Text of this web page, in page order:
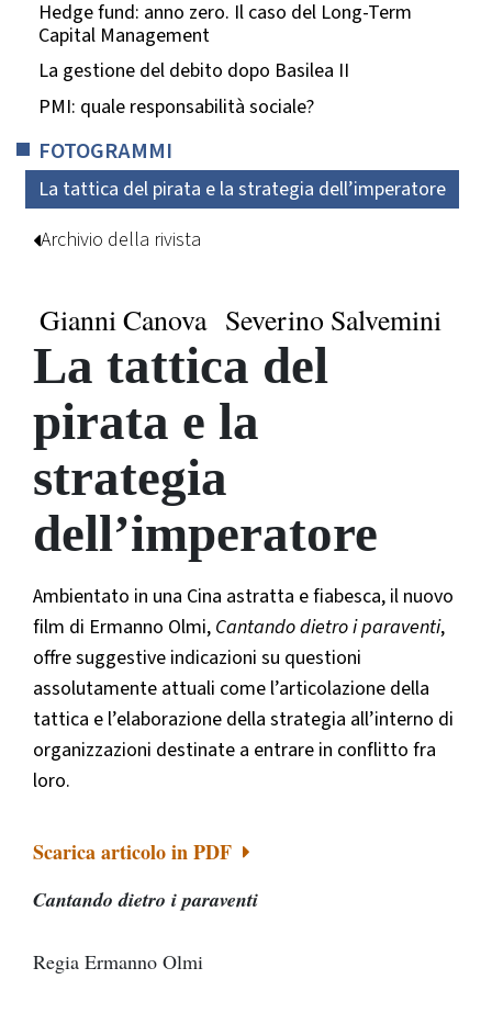
Hedge fund: anno zero. Il caso del Long-Term
Capital Management
La gestione del debito dopo Basilea II
PMI: quale responsabilità sociale?
FOTOGRAMMI
La tattica del pirata e la strategia dell’imperatore
Archivio della rivista
Gianni Canova Severino Salvemini
La tattica del
pirata e la
strategia
dell’imperatore
Ambientato in una Cina astratta e fiabesca, il nuovo
film di Ermanno Olmi, Cantando dietro i paraventi,
offre suggestive indicazioni su questioni
assolutamente attuali come l’articolazione della
tattica e l’elaborazione della strategia all’interno di
organizzazioni destinate a entrare in conflitto fra
loro.
Scarica articolo in PDF
Cantando dietro i paraventi
Regia Ermanno Olmi